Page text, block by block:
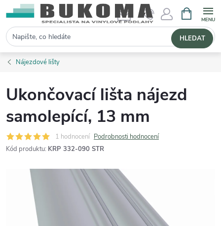
Hledat HLEDAT
Nájezdové lišty
Ukončovací lišta nájezd
samolepící, 13 mm
1 hodnocení Podrobnosti hodnocení
Kód produktu: KRP 332-090 STR